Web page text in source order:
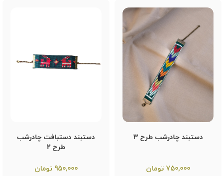
دستبند چادرشب طرح ۳
750,000 تومان
دستبند دستبافت چادرشب
طرح ۲
950,000 تومان